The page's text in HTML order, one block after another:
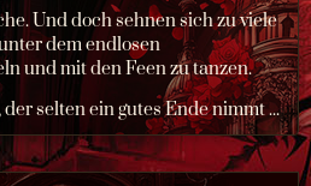
Und doch sehnen sich zu viele
dem endlosen
und mit den Feen zu tanzen.
selten ein gutes Ende nimmt ...